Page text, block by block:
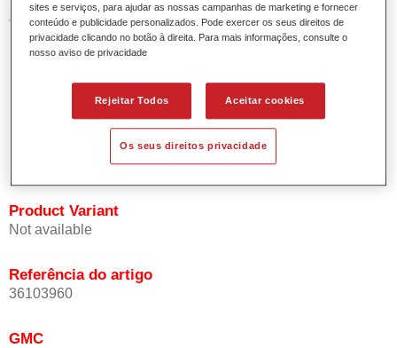
Características do produto
Simples e rápido de aplicar.
Oferece uma precisão de cor excepcional mesmo com
Promove tempos de processo curtos.
Permite um disfarce fácil e fiável.
Product Variant
Not available
Referência do artigo
36103960
GMC
sites e serviços, para ajudar as nossas campanhas de marketing e fornecer
conteúdo e publicidade personalizados. Pode exercer os seus direitos de
privacidade clicando no botão à direita. Para mais informações, consulte o
nosso aviso de privacidade
Rejeitar Todos Aceitar cookies
Os seus direitos privacidade